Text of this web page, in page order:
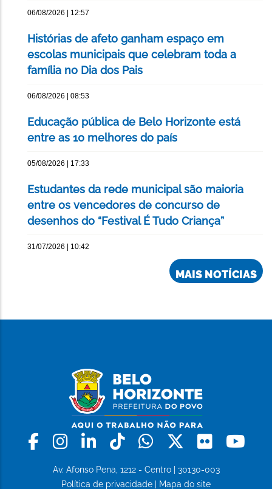
06/08/2026 | 12:57
Histórias de afeto ganham espaço em
escolas municipais que celebram toda a
família no Dia dos Pais
06/08/2026 | 08:53
Educação pública de Belo Horizonte está
entre as 10 melhores do país
05/08/2026 | 17:33
Estudantes da rede municipal são maioria
entre os vencedores de concurso de
desenhos do “Festival É Tudo Criança”
31/07/2026 | 10:42
MAIS NOTÍCIAS
Facebook
Instagram
LinkedinTiktokWhatsapp
X Flickr
Av. Afonso Pena, 1212 - Centro | 30130-003
Política de privacidade
Mapa do site